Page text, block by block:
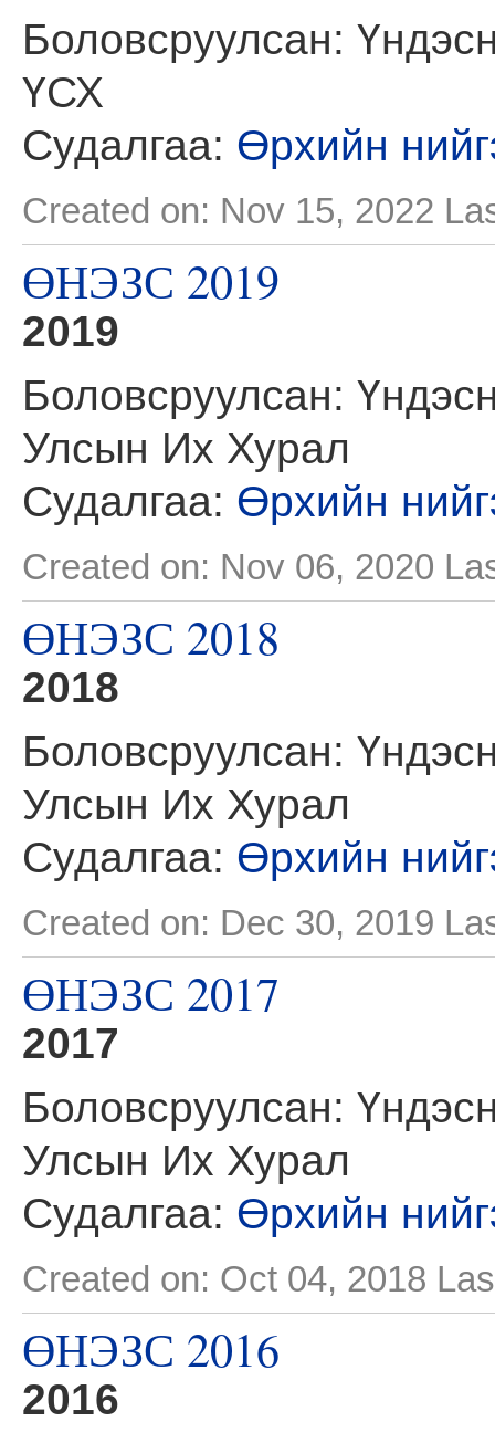
Боловсруулсан:
ҮСХ
Судалгаа: Өрхийн
Created on: Nov 15, 2022
ӨНЭЗС 2019
2019
Боловсруулсан:
Улсын Их Хурал
Судалгаа: Өрхийн
Created on: Nov 06, 2020
ӨНЭЗС 2018
2018
Боловсруулсан:
Улсын Их Хурал
Судалгаа: Өрхийн
Created on: Dec 30, 2019
ӨНЭЗС 2017
2017
Боловсруулсан:
Улсын Их Хурал
Судалгаа: Өрхийн
Created on: Oct 04, 2018
ӨНЭЗС 2016
2016